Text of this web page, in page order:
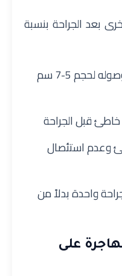
بعد الجراحة بنسبة
التأخر في علاج الكيس ووصوله لحجم 5-7 سم
قبل الجراحة
وعدم استئصال
واحدة بدلاً من
على